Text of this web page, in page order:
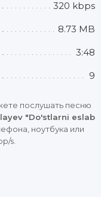
320 kbps
8.73 MB
3:48
9
послушать песню
"Do'stlarni eslab
ноутбука или
s.